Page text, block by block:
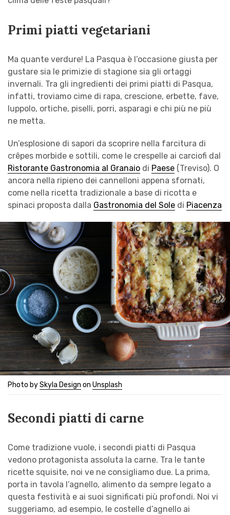
Primi piatti vegetariani
Ma quante verdure! La Pasqua è l’occasione giusta per
gustare sia le primizie di stagione sia gli ortaggi
invernali. Tra gli ingredienti dei primi piatti di Pasqua,
infatti, troviamo cime di rapa, crescione, erbette, fave,
luppolo, ortiche, piselli, porri, asparagi e chi più ne più
ne metta.
Un’esplosione di sapori da scoprire nella farcitura di
crêpes morbide e sottili, come le crespelle ai carciofi dal
Ristorante Gastronomia al Granaio di Paese (Treviso). O
ancora nella ripieno dei cannelloni appena sfornati,
come nella ricetta tradizionale a base di ricotta e
spinaci proposta dalla Gastronomia del Sole di Piacenza
Photo bySkyla Design on Unsplash
Secondi piatti di carne
Come tradizione vuole, i secondi piatti di Pasqua
vedono protagonista assoluta la carne. Tra le tante
ricette squisite, noi ve ne consigliamo due. La prima,
porta in tavola l’agnello, alimento da sempre legato a
questa festività e ai suoi significati più profondi. Noi vi
suggeriamo, ad esempio, le costelle d’agnello ai